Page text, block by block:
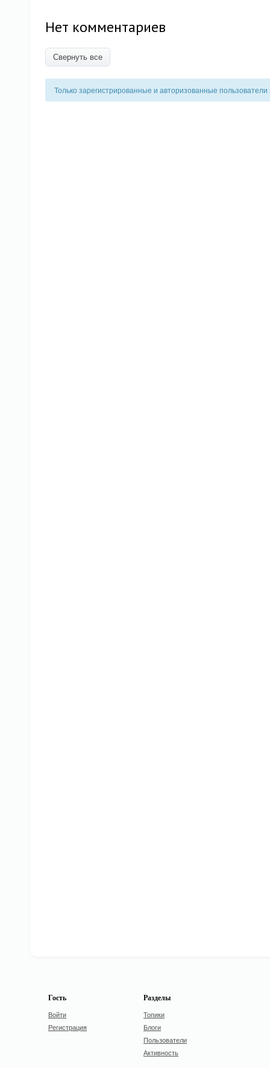
Нет комментариев
Свернуть все
Только зарегистрированные и авторизованные
Гость
Войти
Регистрация
Разделы
Топики
Блоги
Пользователи
Активность